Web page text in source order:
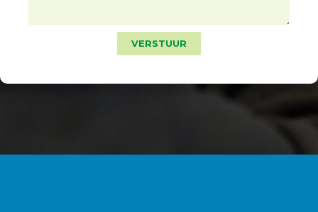
VERSTUUR